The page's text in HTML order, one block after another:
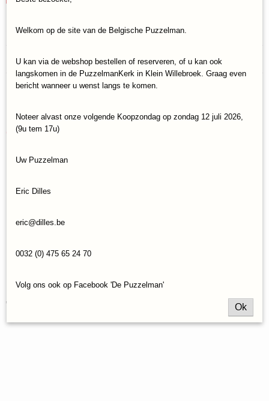
Specificaties
Castorland-60399
EAN code
5904438060399
Reacties
Ook interessant
Legpuzzel Castorland The Bath Fantasy (1000)
€ 12,95
Welkom op de site van de Belgische Puzzelman.
U kan via de webshop bestellen of reserveren, of u kan ook
langskomen in de PuzzelmanKerk in Klein Willebroek. Graag even
bericht wanneer u wenst langs te komen.
Noteer alvast onze volgende Koopzondag op zondag 12 juli 2026,
(9u tem 17u)
Uw Puzzelman
Eric Dilles
eric@dilles.be
0032 (0) 475 65 24 70
Volg ons ook op Facebook 'De Puzzelman'
Ok